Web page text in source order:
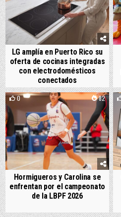
LG amplía en Puerto Rico su
oferta de cocinas integradas
con electrodomésticos
conectados
0 82
Hormigueros y Carolina se
enfrentan por el campeonato
de la LBPF 2026